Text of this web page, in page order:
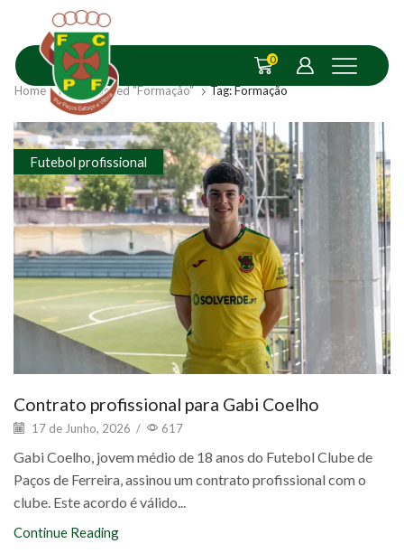
0
Home Posts Tagged "Formação" Tag: Formação
Futebol profissional
Contrato profissional para Gabi Coelho
17 de Junho, 2026 / 617
Gabi Coelho, jovem médio de 18 anos do Futebol Clube de
Paços de Ferreira, assinou um contrato profissional com o
clube. Este acordo é válido...
Continue Reading